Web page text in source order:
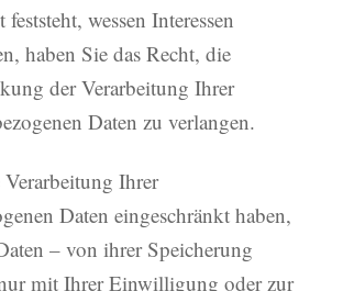
wessen Interessen
haben Sie das Recht, die
der Verarbeitung Ihrer
Daten zu verlangen.
Ihrer
Daten eingeschränkt haben,
– von ihrer Speicherung
mit Ihrer Einwilligung oder zur